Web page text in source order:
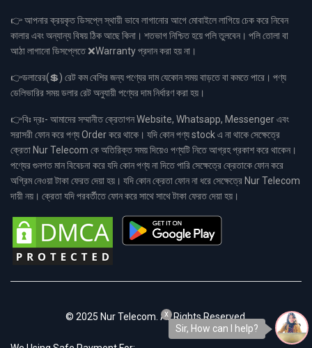
👉 আপনার ক্রয়কৃত ডিসপ্লে স্থায়ী ভাবে লাগানোর আগে মোবাইলে লাগিয়ে চেক করে নিবেন
কালার এবং অন্যান্য বিষয় ঠিক আছে কিনা। শতভাগ নিশ্চিত হয়ে পলি তুলবেন। পলি তোলা বা
আঠা লাগানো ডিসপ্লেতে ❌Warranty প্রদান করা হয় না।
👉ডলারের(💲) রেট কম বেশির জন্য পণ্যের দাম যেকোন সময় বাড়তে বা কমতে পারে। পণ্য
ডেলিভারির সময় ডলার রেট অনুযায়ী পণ্যের দাম নির্ধারণ করা হয়।
👉বিঃ দ্রঃ- আমাদের সম্মানীত ক্রেতাগন Website, Whatsapp, Messenger এবং
সরাসরী ফোন করে পণ্য Order করে থাকে। যদি কোন পণ্য stock এ না থাকে সেক্ষেত্রে
ক্রেতা Nur Telecom কে অতিরিক্ত সময় দিয়েও পণ্যটি নিতে আগ্রহ প্রকাশ করে থাকেন।
পণ্যের গুনগত মান বিবেচনা করে যদি কোন পণ্য না দিতে পারি সেক্ষেত্রে ক্রেতাকে ফোন করে
অগ্রিম নেওয়া টাকা ফেরত দেয়া হয়। যদি কোন ক্রেতা ফোন না ধরে সেক্ষেত্রে Nur Telecom
দায়ী নয়। ক্রেতা যদি পরবর্তীতে ফোন করে সাথে সাথে টাকা ফেরত দেয়া হয়।
© 2025 Nur Telecom. All Rights Reserved.
Sir, How can I help?
x